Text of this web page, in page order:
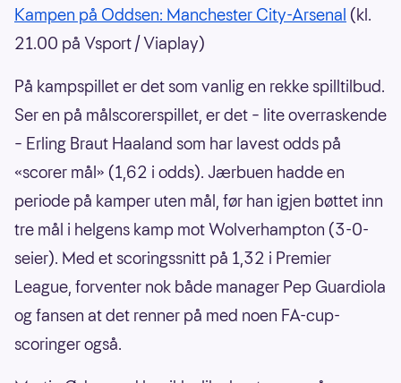
Kampen på Oddsen: Manchester City-Arsenal (kl.
21.00 på Vsport / Viaplay)
På kampspillet er det som vanlig en rekke spilltilbud.
Ser en på målscorerspillet, er det – lite overraskende
– Erling Braut Haaland som har lavest odds på
«scorer mål» (1,62 i odds). Jærbuen hadde en
periode på kamper uten mål, før han igjen bøttet inn
tre mål i helgens kamp mot Wolverhampton (3-0-
seier). Med et scoringssnitt på 1,32 i Premier
League, forventer nok både manager Pep Guardiola
og fansen at det renner på med noen FA-cup-
scoringer også.